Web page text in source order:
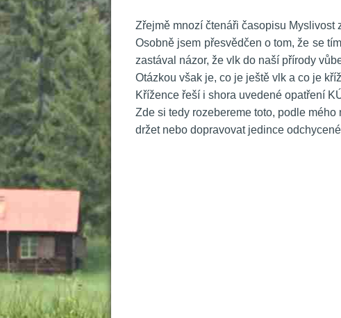
Zřejmě mnozí čtenáři časopisu Myslivost
Osobně jsem přesvědčen o tom, že se
zastával názor, že vlk do naší přírody
Otázkou však je, co je ještě vlk a co je
Křížence řeší i shora uvedené opatření
Zde si tedy rozebereme toto, podle
držet nebo dopravovat jedince